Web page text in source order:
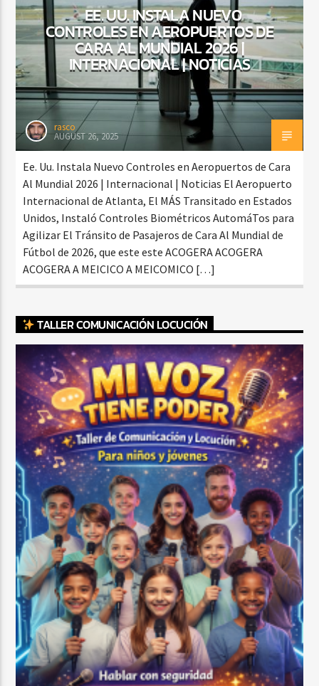
EE. UU. INSTALA NUEVO
CONTROLES EN AEROPUERTOS DE
CARA AL MUNDIAL 2026 |
INTERNACIONAL | NOTICIAS
rasco
AUGUST 26, 2025
Ee. Uu. Instala Nuevo Controles en Aeropuertos de Cara
Al Mundial 2026 | Internacional | Noticias El Aeropuerto
Internacional de Atlanta, El MÁS Transitado en Estados
Unidos, Instaló Controles Biométricos AutomáTos para
Agilizar El Tránsito de Pasajeros de Cara Al Mundial de
Fútbol de 2026, que este este ACOGERA ACOGERA
ACOGERA A MEICICO A MEICOMICO […]
TALLER COMUNICACIÓN LOCUCIÓN